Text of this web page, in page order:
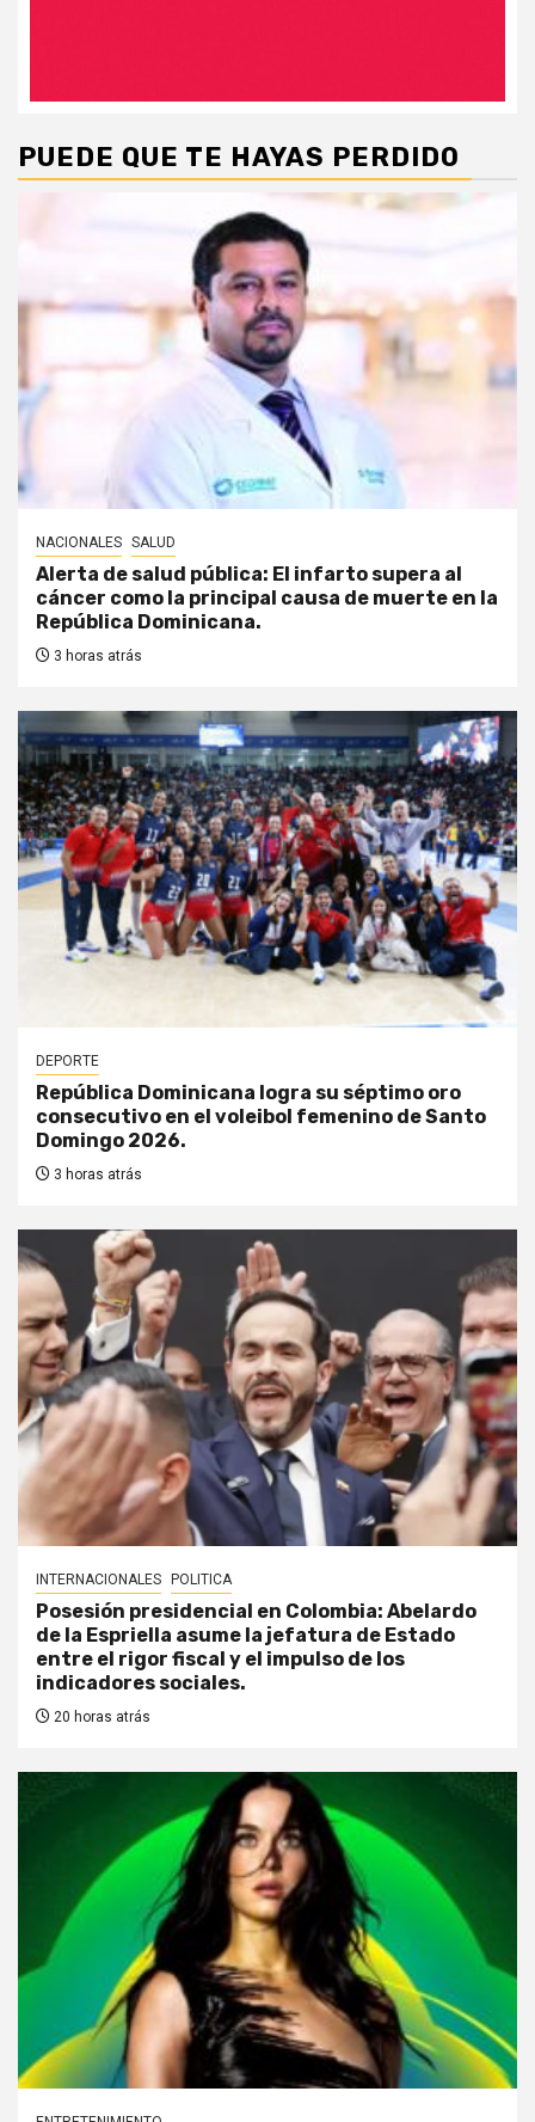
PUEDE QUE TE HAYAS PERDIDO
NACIONALES SALUD
Alerta de salud pública: El infarto supera al
cáncer como la principal causa de muerte en la
República Dominicana.
3 horas atrás
DEPORTE
República Dominicana logra su séptimo oro
consecutivo en el voleibol femenino de Santo
Domingo 2026.
3 horas atrás
INTERNACIONALES POLITICA
Posesión presidencial en Colombia: Abelardo
de la Espriella asume la jefatura de Estado
entre el rigor fiscal y el impulso de los
indicadores sociales.
20 horas atrás